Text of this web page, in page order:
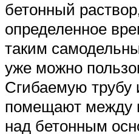
бетонный
определенное
таким
уже можно
Сгибаемую
помещают между
над бетонным